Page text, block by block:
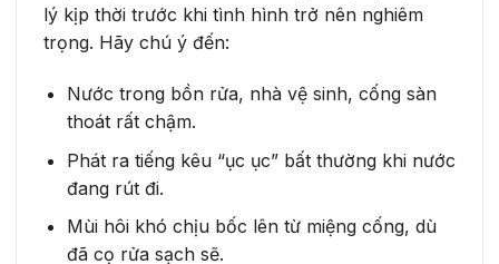
lý kịp thời trước khi tình hình trở nên nghiêm
trọng. Hãy chú ý đến:
Nước trong bồn rửa, nhà vệ sinh, cống sàn
thoát rất chậm.
Phát ra tiếng kêu “ục ục” bất thường khi nước
đang rút đi.
Mùi hôi khó chịu bốc lên từ miệng cống, dù
đã cọ rửa sạch sẽ.